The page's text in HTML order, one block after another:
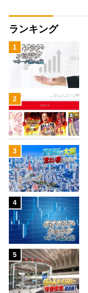
ランキング
1
2
3
4
5